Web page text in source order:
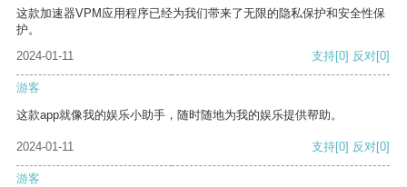
这款加速器VPM应用程序已经为我们带来了无限的隐私保护和安全性保
护。
2024-01-11
支持[0] 反对[0]
游客
这款app就像我的娱乐小助手，随时随地为我的娱乐提供帮助。
2024-01-11 支持[0] 反对[0]
游客